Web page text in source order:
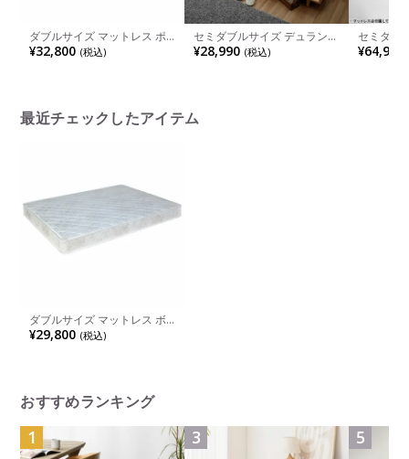
ダブルサイズ マットレス ポ
ケットコイルマットレス ふと
ん 寝具 快適 ベッド 通気性 高
¥32,800 (税込)
セミダブルサイズ デュランタ
ベッドフレーム 北欧 ナチュ
ラル コンセント付棚 マット
¥28,990 (税込)
セミダブ
ドレース
照明付き
¥64,900
最近チェックしたアイテム
ダブルサイズ マットレス ボ
ンネルコイルマットレス ふと
ん 寝具 快適 ベッド 通気性 高
¥29,800 (税込)
おすすめランキング
1 3 5